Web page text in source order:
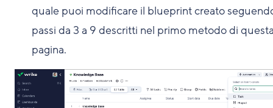
quale puoi modificare il blueprint creato
passi da 3 a 9 descritti nel primo metodo di
pagina.